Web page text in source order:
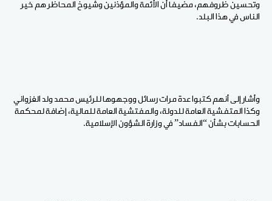
وتحسين ظروفهم، مضيفا أن الأئمة والمؤذنين وشيوخ المحاظر هم خير
الناس في هذا البلد.
وأشار إلى أنهم كتبوا عدة مرات رسائل ووجهوها للرئيس محمد ولد الغزواني
وكذا المتفشية العامة للدولة، والمفتشية العامة للمالية، إضافة لمحكمة
الحسابات بشأن “الفساد” في وزارة الشؤون الإسلامية.